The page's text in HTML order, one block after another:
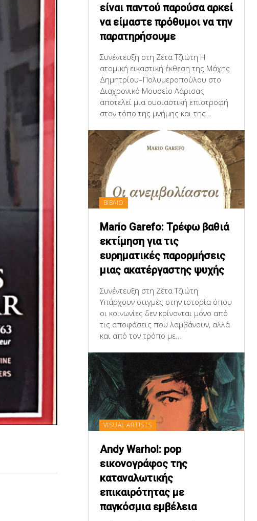
είναι παντού παρούσα αρκεί
να είμαστε πρόθυμοι να την
παρατηρήσουμε
Συνέντευξη στη Ζέτα Τζιώτη Η
ατομική εικαστική έκθεση της Μάχης
Δημητρίου–Πολυμεροπούλου στο
Διαχρονικό Μουσείο Λάρισας
αποτελεί μια ουσιαστική επιστροφή
στον τόπο της μνήμης και της...
ΒΙΒΛΙΟ
Mario Garefo: Τρέφω βαθιά
εκτίμηση για τις
ευρηματικές παρορμήσεις
μιας ακατέργαστης ψυχής
Συνέντευξη στη Ζέτα Τζιώτη
Υπάρχουν στιγμές στην ιστορία όπου
οι κοινωνίες δεν κρίνονται μόνο από
τις αποφάσεις που λαμβάνουν, αλλά
και από τον τρόπο με...
VISUAL ARTISTS
Andy Warhol: pop
εικονογράφος της
καταναλωτικής
επικαιρότητας με
παγκόσμια εμβέλεια